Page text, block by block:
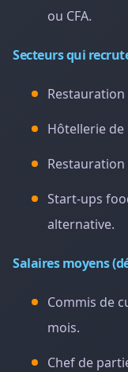
ou CFA.
Secteurs qui
Hôtellerie de
Start-ups
alternative.
Salaires moyens
Commis de
mois.
Chef de